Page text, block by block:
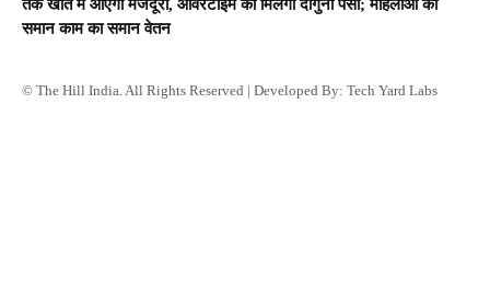
तक खाते में आएगी मजदूरी, ओवरटाइम का मिलेगा दोगुना पैसा; महिलाओं को
समान काम का समान वेतन
© The Hill India. All Rights Reserved | Developed By: Tech Yard Labs